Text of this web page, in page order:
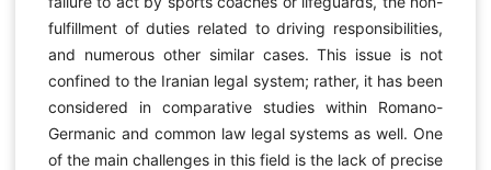
fulfillment of duties related to driving responsibilities,
and numerous other similar cases. This issue is not
confined to the Iranian legal system; rather, it has been
considered in comparative studies within Romano-
Germanic and common law legal systems as well. One
of the main challenges in this field is the lack of precise